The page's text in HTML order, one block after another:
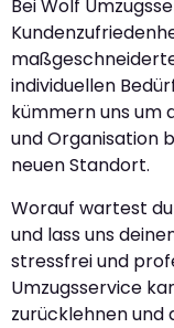
Bei Wolf
individuellen
kümmern uns um
und Organisation
neuen Standort.
Worauf wartest
und lass uns
stressfrei und
Umzugsservice
zurücklehnen und